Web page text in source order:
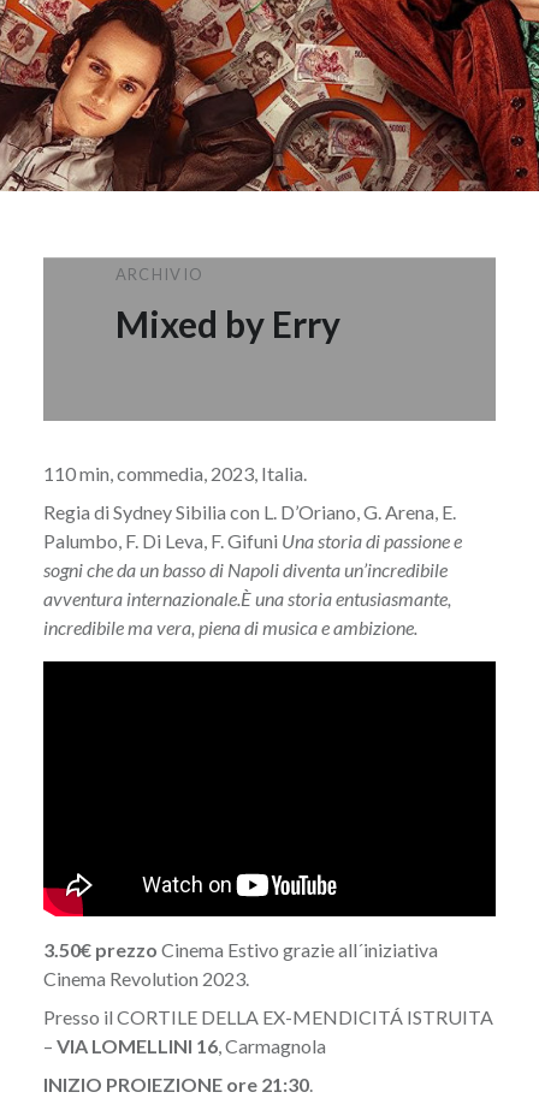
ARCHIVIO
Mixed by Erry
110 min, commedia, 2023, Italia.
Regia di Sydney Sibilia con L. D’Oriano, G. Arena, E.
Palumbo, F. Di Leva, F. Gifuni Una storia di passione e
sogni che da un basso di Napoli diventa un’incredibile
avventura internazionale.È una storia entusiasmante,
incredibile ma vera, piena di musica e ambizione.
3.50€ prezzo Cinema Estivo grazie all´iniziativa
Cinema Revolution 2023.
Presso il CORTILE DELLA EX-MENDICITÁ ISTRUITA
– VIA LOMELLINI 16, Carmagnola
INIZIO PROIEZIONE ore 21:30.